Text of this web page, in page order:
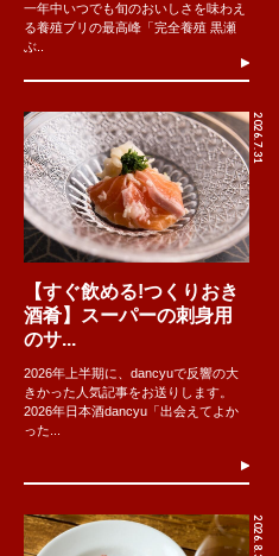
一年中いつでも旬のおいしさを味わえ
る養殖ブリの最高峰「完全養殖 黒瀬
ぶ..
2026.7.31
【すぐ飲める!つくりおき
酒肴】スーパーの刺身用
のサ...
2026年上半期に、dancyuで反響の大
きかった人気記事をお送りします。
2026年日本酒dancyu「出会えてよか
った...
2026.8.3